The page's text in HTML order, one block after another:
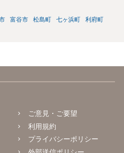
富谷市 松島町 七ヶ浜町
利府町
ご意見・ご要望
利用規約
プライバシーポリシー